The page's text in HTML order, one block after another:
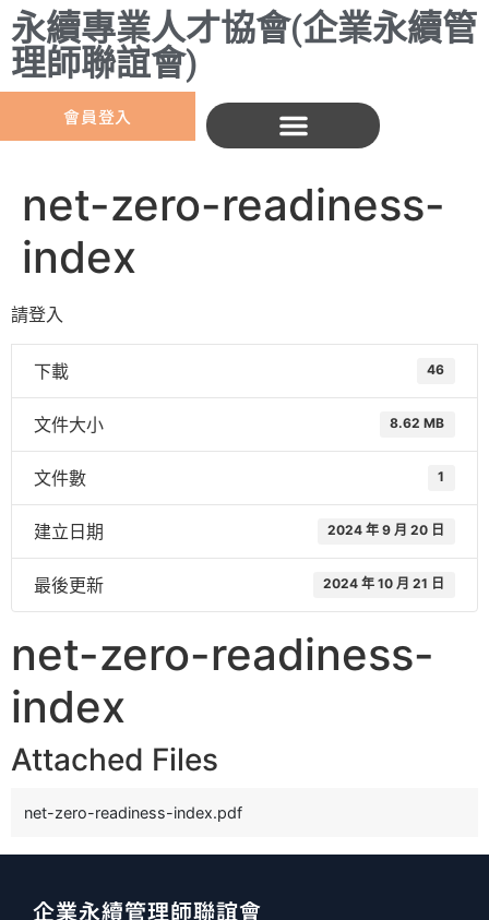
永續專業人才協會(企業永續管
理師聯誼會)
會員登入
net-zero-readiness-
index
請登入
下載 46
文件大小 8.62 MB
文件數 1
建立日期 2024 年 9 月 20 日
最後更新 2024 年 10 月 21 日
net-zero-readiness-
index
Attached Files
net-zero-readiness-index.pdf
企業永續管理師聯誼會